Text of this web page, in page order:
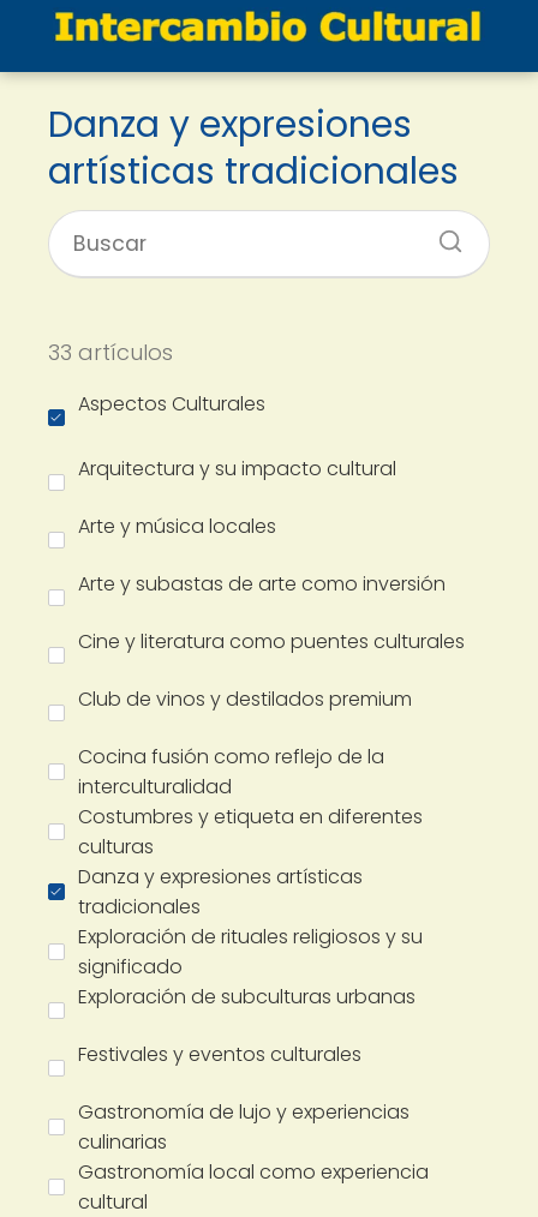
Danza y expresiones
artísticas tradicionales
33 artículos
Aspectos Culturales
Arquitectura y su impacto cultural
Arte y música locales
Arte y subastas de arte como inversión
Cine y literatura como puentes culturales
Club de vinos y destilados premium
Cocina fusión como reflejo de la
interculturalidad
Costumbres y etiqueta en diferentes
culturas
Danza y expresiones artísticas
tradicionales
Exploración de rituales religiosos y su
significado
Exploración de subculturas urbanas
Festivales y eventos culturales
Gastronomía de lujo y experiencias
culinarias
Gastronomía local como experiencia
cultural